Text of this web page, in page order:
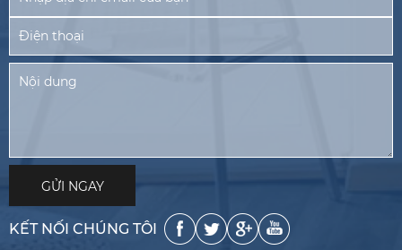
KẾT NỐI CHÚNG TÔI